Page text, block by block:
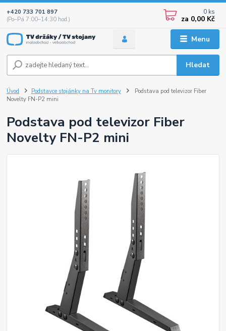
Menu
Hledat
+420 733 701 897
(Po–Pá 7:00–14:30 hod.)
0 ks
za 0,00 Kč
Úvod Podstavce stojánky na Tv monitory
Podstava pod televizor Fiber
Novelty FN-P2 mini
Podstava pod televizor Fiber
Novelty FN-P2 mini